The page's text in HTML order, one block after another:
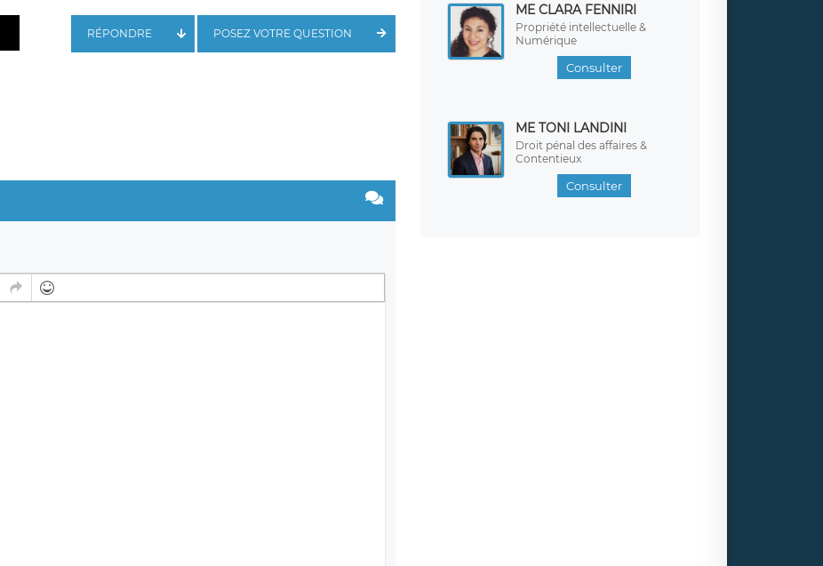
POSEZ VOTRE QUESTION
RÉPONDRE
ME CLARA FENNIRI
Propriété intellectuelle &
Numérique
Consulter
ME TONI LANDINI
Droit pénal des affaires &
Contentieux
Consulter